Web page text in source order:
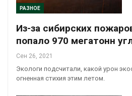
РАЗНОЕ
Из-за сибирских
попало 970 мегатонн
Сен 26, 2021
Экологи подсчитали, какой урон
огненная стихия этим летом.